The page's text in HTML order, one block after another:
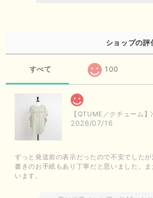
ショップの評
すべて 100
2026/07/16
ずっと発送前の表示だったので不安でした
書きのお手紙もあり丁寧だと思いました。
います。